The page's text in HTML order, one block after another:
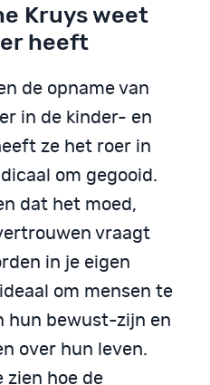
Kruys weet
heeft
de opname van
in de kinder- en
ze het roer in
om gegooid.
dat het moed,
vraagt
in je eigen
om mensen te
hun bewust-zijn en
over hun leven.
zien hoe de